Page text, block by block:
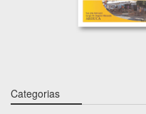
Categorias